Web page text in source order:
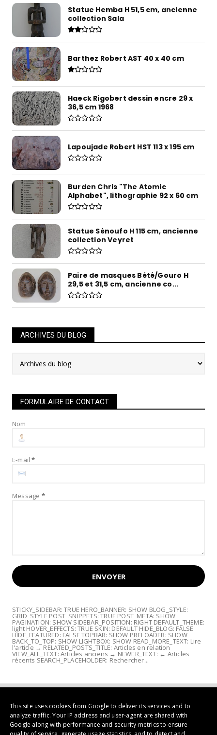
Statue Hemba H 51,5 cm, ancienne
collection Sala
Barthez Robert AST 40 x 40 cm
Haeck Rigobert dessin encre 29 x
36,5 cm 1968
Lapoujade Robert HST 113 x 195 cm
Burden Chris "The Atomic
Alphabet", lithographie 92 x 60 cm
Statue Sénoufo H 115 cm, ancienne
collection Veyret
Paire de masques Bété/Gouro H
29,5 et 31,5 cm, ancienne co...
ARCHIVES DU BLOG
FORMULAIRE DE CONTACT
Nom
E-mail*
Message *
STICKY_SIDEBAR: TRUE HERO_BANNER: SHOW BLOG_STYLE:
GRID_STYLE POST_SNIPPETS: TRUE POST_META: SHOW
PAGINATION: SHOW SIDEBAR_POSITION: RIGHT DEFAULT_THEME:
light HOVER_EFFECTS: TRUE SKIN: DEFAULT HIDE_BLOG: FALSE
HIDE_FEATURED: FALSE TOPBAR: SHOW PRELOADER: SHOW
BACK_TO_TOP: SHOW LIGHTBOX: SHOW READ_MORE_TEXT: Lire
l'article → RELATED_POSTS_TITLE: Articles en relation
VIEW_ALL_TEXT: Articles anciens → NEWER_TEXT: ← Articles
récents SEARCH_PLACEHOLDER: Rechercher...
This site uses cookies from Google to deliver its services and to
analyze traffic. Your IP address and user-agent are shared with
Google along with performance and security metrics to ensure